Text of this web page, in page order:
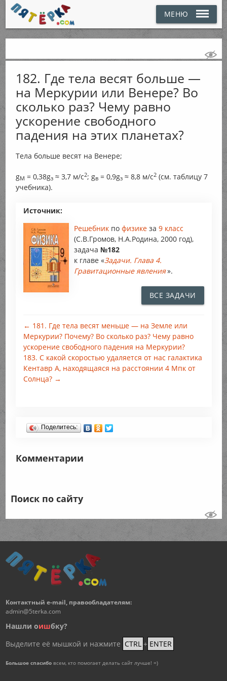
МЕНЮ
182. Где тела весят больше —
на Меркурии или Венере? Во
сколько раз? Чему равно
ускорение свободного
падения на этих планетах?
Тела больше весят на Венере;
gM = 0,38gз≈ 3,7 м/с2; gв= 0,9gз≈ 8,8 м/с2(см. таблицу 7
учебника).
Источник:
Решебник по физике за 9 класс
(С.В.Громов, Н.А.Родина, 2000 год),
задача №182
к главе «Задачи. Глава 4.
Гравитационные явления».
ВСЕ ЗАДАЧИ
← 181. Где тела весят меньше — на Земле или
Меркурии? Почему? Во сколько раз? Чему равно
ускорение свободного падения на Меркурии?
183. С какой скоростью удаляется от нас галактика
Кентавр А, находящаяся на расстоянии 4 Мпк от
Солнца? →
Поделитесь:
Комментарии
Поиск по сайту
Контактный e-mail, правообладателям:
admin@5terka.com
Нашли оишбку?
Выделите её мышкой и нажмите CTRL + ENTER
Большое спасибовсем, кто помогает делать сайт лучше! =)